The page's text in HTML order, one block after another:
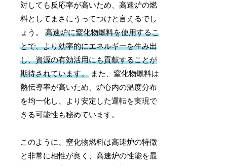
対しても反応率が高いため、高速炉の燃
料としてまさにうってつけと言えるでし
ょう。高速炉に窒化物燃料を使用するこ
とで、より効率的にエネルギーを生み出
し、資源の有効活用にも貢献することが
期待されています。 また、窒化物燃料は
熱伝導率が高いため、炉心内の温度分布
を均一化し、より安定した運転を実現で
きる可能性も秘めています。
このように、窒化物燃料は高速炉の特徴
と非常に相性が良く、高速炉の性能を最